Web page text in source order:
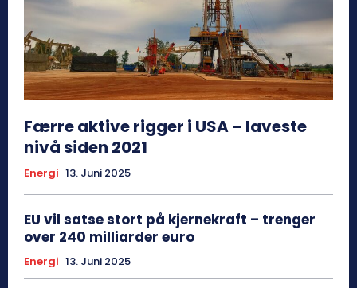
Færre aktive rigger i USA – laveste
nivå siden 2021
Energi 13. Juni 2025
EU vil satse stort på kjernekraft – trenger
over 240 milliarder euro
Energi 13. Juni 2025